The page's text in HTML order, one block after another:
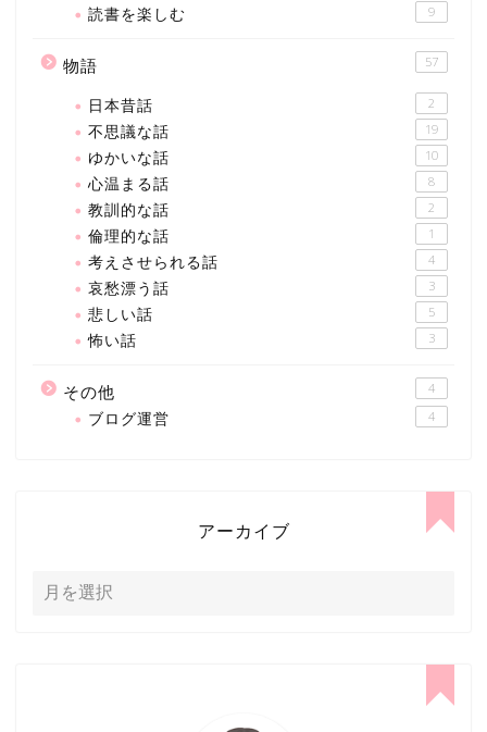
読書を楽しむ 9
物語 57
日本昔話 2
不思議な話 19
ゆかいな話 10
心温まる話 8
教訓的な話 2
倫理的な話 1
考えさせられる話 4
哀愁漂う話 3
悲しい話 5
怖い話 3
その他 4
ブログ運営 4
アーカイブ